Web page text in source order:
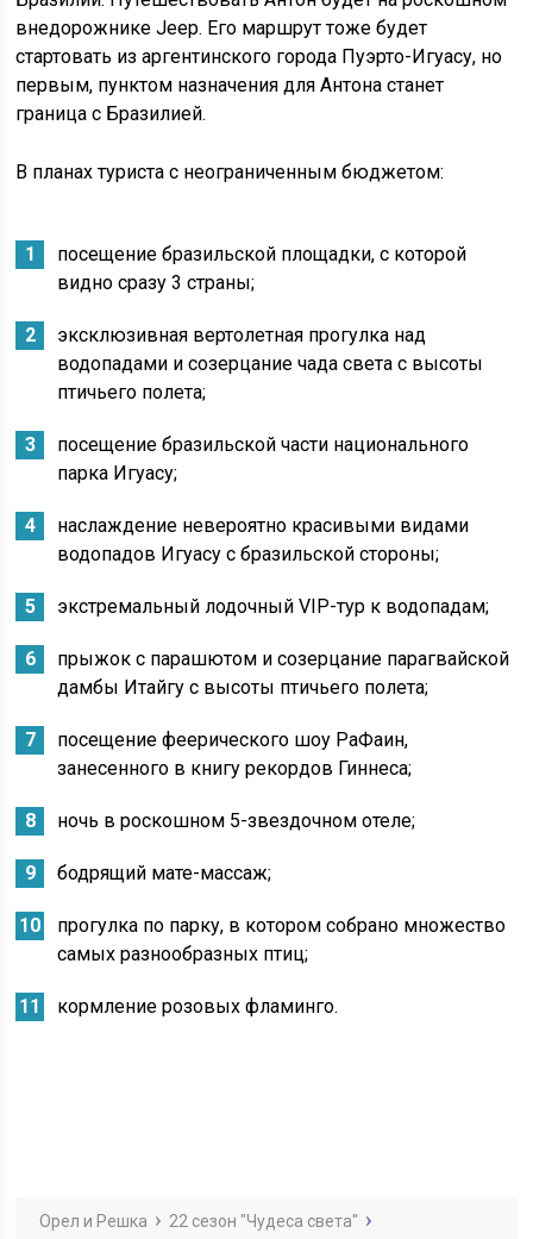
внедорожнике Jeep. Его маршрут тоже будет
стартовать из аргентинского города Пуэрто-Игуасу, но
первым, пунктом назначения для Антона станет
граница с Бразилией.
В планах туриста с неограниченным бюджетом:
посещение бразильской площадки, с которой
видно сразу 3 страны;
эксклюзивная вертолетная прогулка над
водопадами и созерцание чада света с высоты
птичьего полета;
посещение бразильской части национального
парка Игуасу;
наслаждение невероятно красивыми видами
водопадов Игуасу с бразильской стороны;
экстремальный лодочный VIP-тур к водопадам;
прыжок с парашютом и созерцание парагвайской
дамбы Итайгу с высоты птичьего полета;
посещение феерического шоу РаФаин,
занесенного в книгу рекордов Гиннеса;
ночь в роскошном 5-звездочном отеле;
бодрящий мате-массаж;
прогулка по парку, в котором собрано множество
самых разнообразных птиц;
кормление розовых фламинго.
Орел и Решка 22 сезон "Чудеса света"